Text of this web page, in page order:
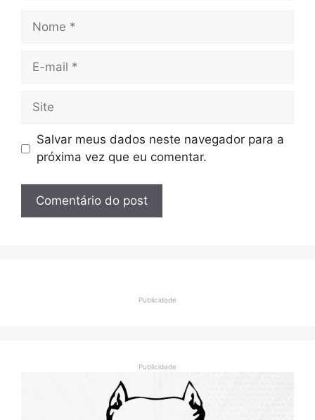
Nome
Site
Salvar meus dados neste navegador para a
próxima vez que eu comentar.
Publicidade
Publicidade